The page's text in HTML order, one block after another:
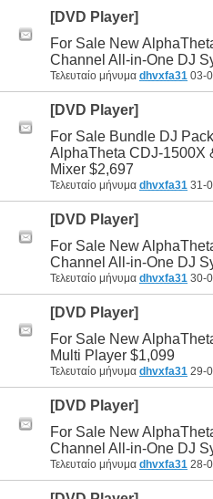
[DVD Player]
For Sale New
Channel All-in-One DJ
Τελευταίο μήνυμα dhvxfa31 03-
[DVD Player]
For Sale Bundle DJ
AlphaTheta CDJ-1500X
Mixer $2,697
Τελευταίο μήνυμα dhvxfa31 31-
[DVD Player]
For Sale New
Channel All-in-One DJ
Τελευταίο μήνυμα dhvxfa31 30-
[DVD Player]
For Sale New
Multi Player $1,099
Τελευταίο μήνυμα dhvxfa31 29-
[DVD Player]
For Sale New
Channel All-in-One DJ
Τελευταίο μήνυμα dhvxfa31 28-